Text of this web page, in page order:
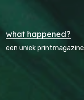
what happened?
een uniek printmagazine